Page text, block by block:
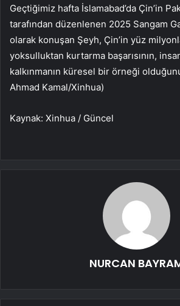
Geçtiğimiz hafta İslamabad’da Çin’in
tarafından düzenlenen 2025 Sangam
olarak konuşan Şeyh, Çin’in yüz
yoksulluktan kurtarma başarısının,
kalkınmanın küresel bir örneği
Ahmad Kamal/Xinhua)
Kaynak: Xinhua / Güncel
NURCAN